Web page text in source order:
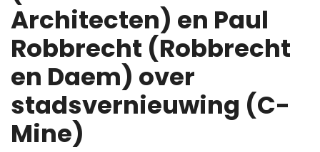
Architecten) en Paul
Robbrecht (Robbrecht
en Daem) over
stadsvernieuwing (C-
Mine)